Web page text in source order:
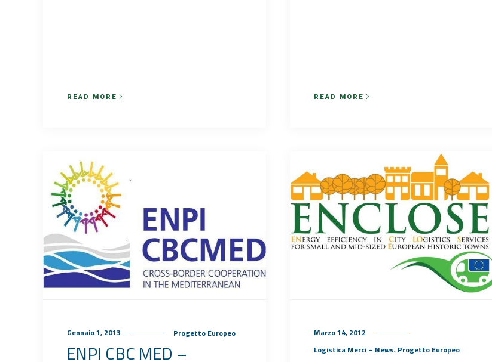
READ MORE READ MORE
Gennaio 1, 2013 Progetto Europeo
ENPI CBC MED –
Marzo 14, 2012
Logistica Merci – News, Progetto Europeo